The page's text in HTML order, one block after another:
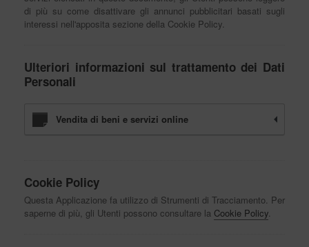
di più su come disattivare gli annunci pubblicitari basati sugli
interessi nell'apposita sezione della Cookie Policy.
Ulteriori informazioni sul trattamento dei Dati
Personali
Vendita di beni e servizi online
Cookie Policy
Questa Applicazione fa utilizzo di Strumenti di Tracciamento. Per
saperne di più, gli Utenti possono consultare la Cookie Policy.